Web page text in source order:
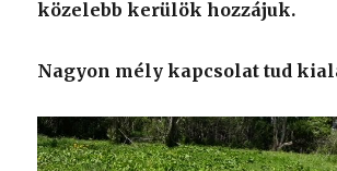
közelebb kerülök hozzájuk.
Nagyon mély kapcsolat tud